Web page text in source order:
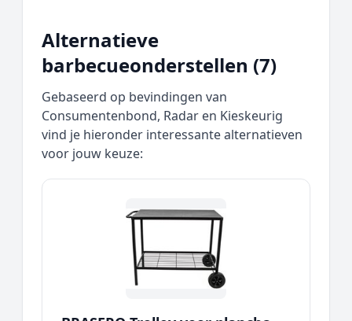
Alternatieve
barbecueonderstellen (7)
Gebaseerd op bevindingen van
Consumentenbond, Radar en Kieskeurig
vind je hieronder interessante alternatieven
voor jouw keuze: